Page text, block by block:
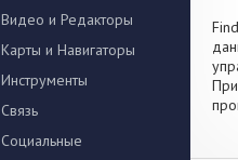
Видео и Редакторы
Карты и Навигаторы
Инструменты
Связь
Социальные